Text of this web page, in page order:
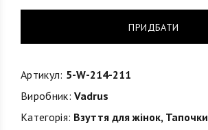
ПРИДБАТИ
Артикул: 5-W-214-211
Виробник: Vadrus
Категорія: Взуття для жінок, Тапочки